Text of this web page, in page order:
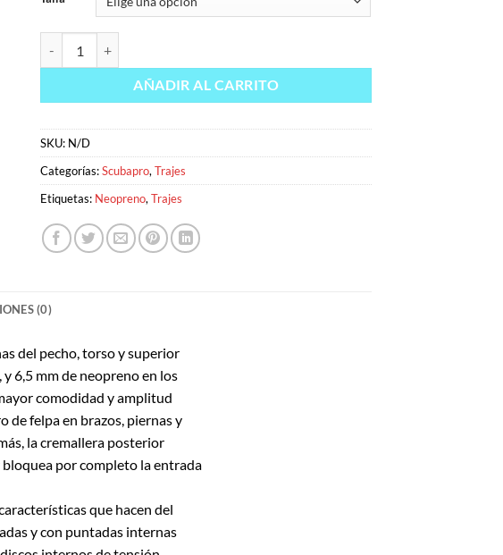
AÑADIR AL CARRITO
SKU: N/D
Categorías:Scubapro,Trajes
Etiquetas: Neopreno,Trajes
(0)
del pecho, torso y superior
6,5 mm de neopreno en los
comodidad y amplitud
felpa en brazos, piernas y
la cremallera posterior
por completo la entrada
que hacen del
y con puntadas internas